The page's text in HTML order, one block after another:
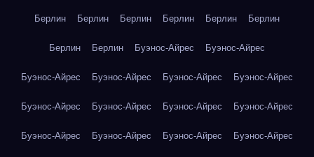
Берлин Берлин Берлин Берлин Берлин Берлин
Берлин Берлин Буэнос-Айрес Буэнос-Айрес
Буэнос-Айрес Буэнос-Айрес Буэнос-Айрес Буэнос-Айрес
Буэнос-Айрес Буэнос-Айрес Буэнос-Айрес Буэнос-Айрес
Буэнос-Айрес Буэнос-Айрес Буэнос-Айрес Буэнос-Айрес